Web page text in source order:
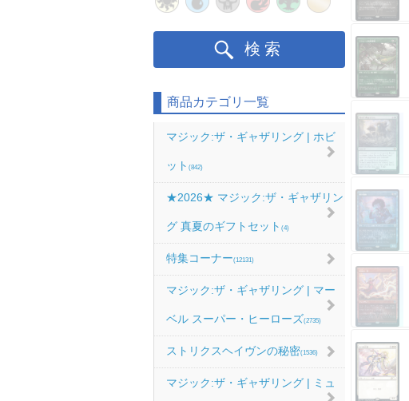
検索
商品カテゴリ一覧
マジック:ザ・ギャザリング | ホビ
ット (842)
★2026★ マジック:ザ・ギャザリン
グ 真夏のギフトセット (4)
特集コーナー(12131)
マジック:ザ・ギャザリング | マー
ベル スーパー・ヒーローズ(2735)
ストリクスヘイヴンの秘密(1536)
マジック:ザ・ギャザリング | ミュ